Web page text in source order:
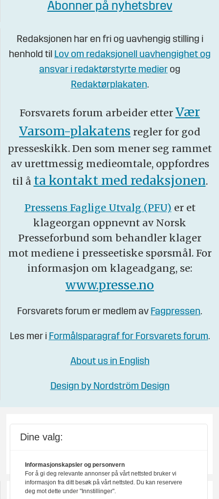
Abonner på nyhetsbrev
Redaksjonen har en fri og uavhengig stilling i
henhold til Lov om redaksjonell uavhengighet og
ansvar i redaktørstyrte medier og
Redaktørplakaten.
Forsvarets forum arbeider etter Vær
Varsom-plakatens regler for god
presseskikk. Den som mener seg rammet
av urettmessig medieomtale, oppfordres
til å ta kontakt med redaksjonen.
Pressens Faglige Utvalg (PFU) er et
klageorgan oppnevnt av Norsk
Presseforbund som behandler klager
mot mediene i presseetiske spørsmål. For
informasjon om klageadgang, se:
www.presse.no
Forsvarets forum er medlem av Fagpressen.
Les mer i Formålsparagraf for Forsvarets forum.
About us in English
Design by Nordström Design
Dine valg:
Informasjonskapsler og personvern
For å gi deg relevante annonser på vårt nettsted bruker vi
informasjon fra ditt besøk på vårt nettsted. Du kan reservere
deg mot dette under "Innstillinger".